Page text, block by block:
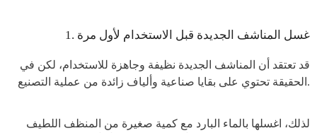
1. غسل المناشف الجديدة قبل الاستخدام لأول مرة
قد تعتقد أن المناشف الجديدة نظيفة وجاهزة للاستخدام، لكن في
الحقيقة تحتوي على بقايا صناعية وألياف زائدة من عملية التصنيع.
لذلك، اغسلها بالماء البارد مع كمية صغيرة من المنظف اللطيف